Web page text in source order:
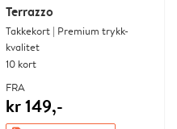
Terrazzo
Takkekort | Premium trykk-
kvalitet
10 kort
FRA
kr 149,-